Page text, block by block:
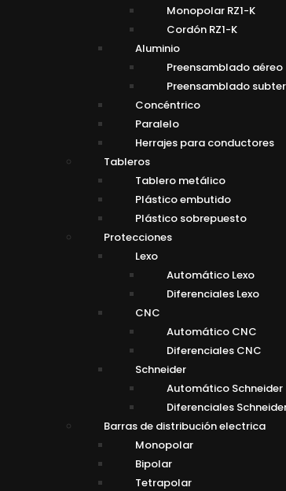
Monopolar RZ1-K
Cordón RZ1-K
Aluminio
Preensamblado aéreo
Preensamblado
Concéntrico
Paralelo
Herrajes para conductores
Tableros
Tablero metálico
Plástico embutido
Plástico sobrepuesto
Protecciones
Lexo
Automático Lexo
Diferenciales Lexo
CNC
Automático CNC
Diferenciales CNC
Schneider
Automático Schneider
Diferenciales
Barras de distribución electrica
Monopolar
Bipolar
Tetrapolar